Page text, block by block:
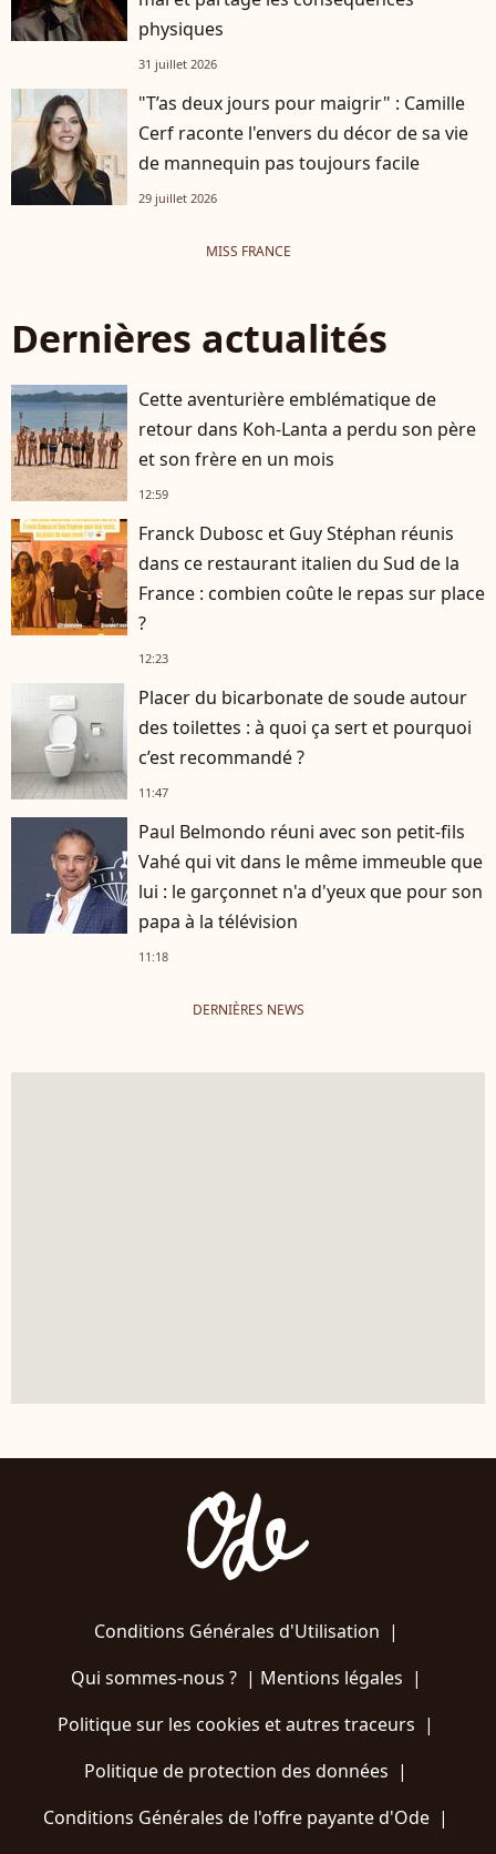
physiques
31 juillet 2026
"T’as deux jours pour maigrir" : Camille
Cerf raconte l'envers du décor de sa vie
de mannequin pas toujours facile
29 juillet 2026
MISS FRANCE
Dernières actualités
Cette aventurière emblématique de
retour dans Koh-Lanta a perdu son père
et son frère en un mois
12:59
Franck Dubosc et Guy Stéphan réunis
dans ce restaurant italien du Sud de la
France : combien coûte le repas sur place
?
12:23
Placer du bicarbonate de soude autour
des toilettes : à quoi ça sert et pourquoi
c’est recommandé ?
11:47
Paul Belmondo réuni avec son petit-fils
Vahé qui vit dans le même immeuble que
lui : le garçonnet n'a d'yeux que pour son
papa à la télévision
11:18
DERNIÈRES NEWS
Conditions Générales d'Utilisation |
Qui sommes-nous ?| Mentions légales |
Politique sur les cookies et autres traceurs |
Politique de protection des données |
Conditions Générales de l'offre payante d'Ode |